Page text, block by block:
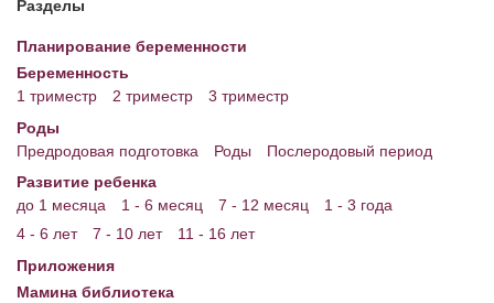
Разделы
Планирование беременности
Беременность
1 триместр
2 триместр
3 триместр
Роды
Предродовая подготовка
Роды
Послеродовый период
Развитие ребенка
до 1 месяца
1 - 6 месяц 7 - 12 месяц
1 - 3 года
4 - 6 лет
7 - 10 лет
11 - 16 лет
Приложения
Мамина библиотека